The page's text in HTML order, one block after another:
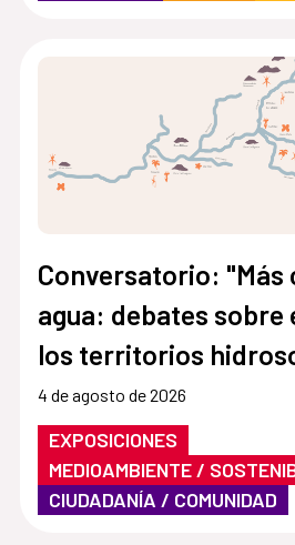
Conversatorio: "Más
agua: debates sobre
los territorios
Aconcagua y El Maipo"
4 de agosto de 2026
EXPOSICIONES
MEDIOAMBIENTE /
CIUDADANÍA / COMUNIDAD